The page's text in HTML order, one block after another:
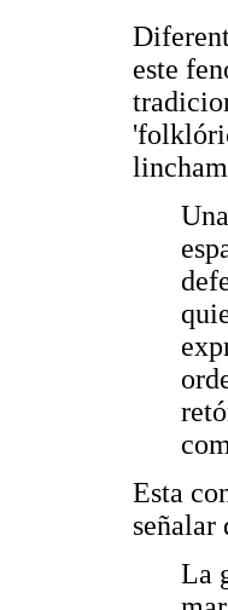
este
Esta
señalar
La